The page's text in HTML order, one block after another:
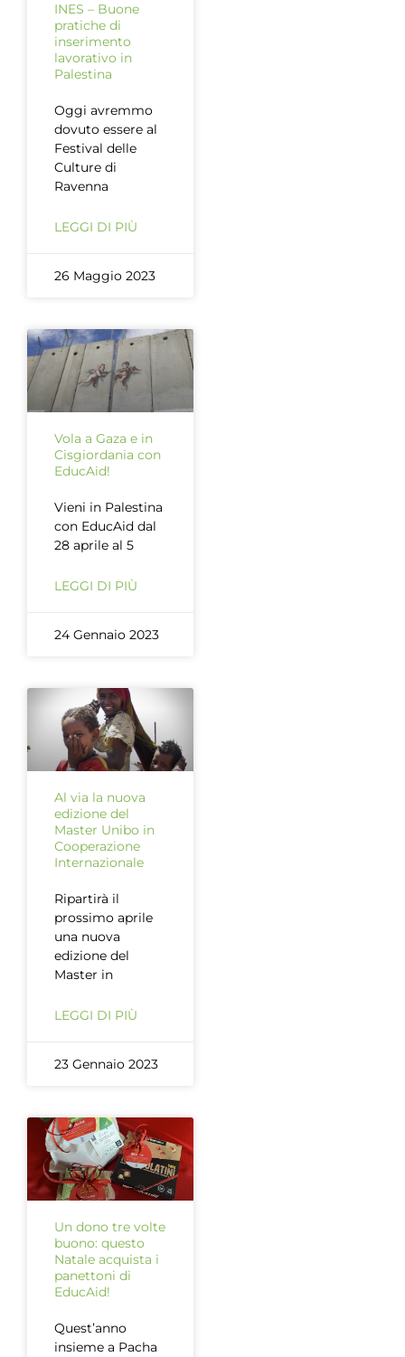
INES – Buone
pratiche di
inserimento
lavorativo in
Palestina
Oggi avremmo
dovuto essere al
Festival delle
Culture di
Ravenna
LEGGI DI PIÙ
26 Maggio 2023
Vola a Gaza e in
Cisgiordania con
EducAid!
Vieni in Palestina
con EducAid dal
28 aprile al 5
LEGGI DI PIÙ
24 Gennaio 2023
Al via la nuova
edizione del
Master Unibo in
Cooperazione
Internazionale
Ripartirà il
prossimo aprile
una nuova
edizione del
Master in
LEGGI DI PIÙ
23 Gennaio 2023
Un dono tre volte
buono: questo
Natale acquista i
panettoni di
EducAid!
Quest’anno
insieme a Pacha